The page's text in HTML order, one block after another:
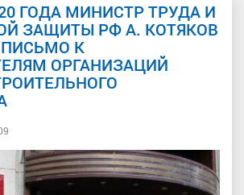
ГОДА МИНИСТР ТРУДА И
ЗАЩИТЫ РФ А. КОТЯКОВ
К
ОРГАНИЗАЦИЙ